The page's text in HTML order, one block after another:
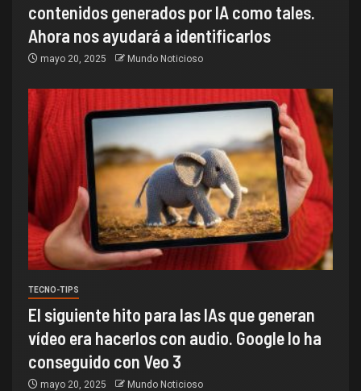
contenidos generados por IA como tales.
Ahora nos ayudará a identificarlos
mayo 20, 2025 Mundo Noticioso
TECNO-TIPS
El siguiente hito para las IAs que generan
vídeo era hacerlos con audio. Google lo ha
conseguido con Veo 3
mayo 20, 2025 Mundo Noticioso